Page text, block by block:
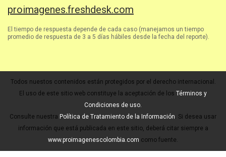
proimagenes.freshdesk.com
El tiempo de respuesta depende de cada caso (manejamos un tiempo
promedio de respuesta de 3 a 5 días hábiles desde la fecha del reporte).
Todos nuestos contenidos están protegidos por el derecho internacional.
El uso de este sitio web constituye la aceptación de los Términos y
Condiciones de uso.
Consulte nuestra Política de Tratamiento de la Información. Si desea usar
información que está publicada en este sitio, deberá citar siempre a
www.proimagenescolombia.com como fuente.